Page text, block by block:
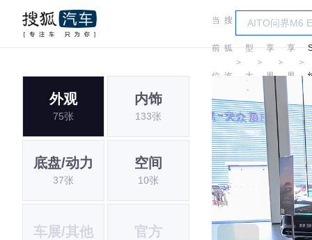
当
前
位
置:
搜
狐
汽
车
＞
车
型
大
全
＞
享
界
＞
享
界
＞
外观
75张
内饰
133张
底盘/动力
37张
空间
10张
车展/其他 官方